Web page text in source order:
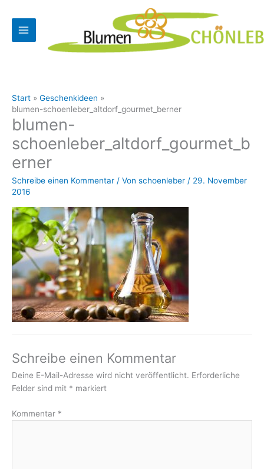
Inhalt
springen
Start
Geschenkideen
blumen-schoenleber_altdorf_gourmet_berner
blumen-
schoenleber_altdorf_gourmet_b
erner
Schreibe einen Kommentar / Von schoenleber / 29. November
2016
Schreibe einen Kommentar
Deine E-Mail-Adresse wird nicht veröffentlicht. Erforderliche
Felder sind mit * markiert
Kommentar *